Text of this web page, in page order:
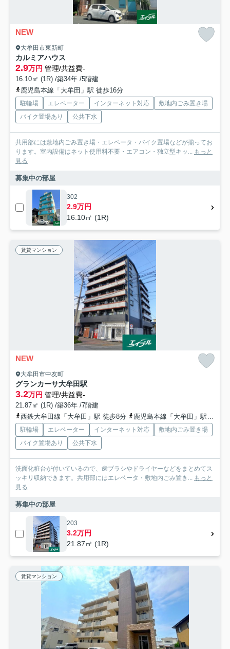
NEW
大牟田市東新町
カルミアハウス
2.9万円 管理/共益費-
16.10㎡ (1R) /築34年 /5階建
鹿児島本線「大牟田」駅 徒歩16分
駐輪場 エレベーター インターネット対応
敷地内ごみ置き場
バイク置場あり
公共下水
共用部には敷地内ごみ置き場・エレベータ・バイク置場などが揃ってお
ります。室内設備はネット使用料不要・エアコン・独立型キッ... もっと
見る
募集中の部屋
302
2.9万円
16.10㎡ (1R)
賃貸マンション
NEW
大牟田市中友町
グランカーサ大牟田駅
3.2万円 管理/共益費-
21.87㎡ (1R) /築36年 /7階建
西鉄大牟田線「大牟田」駅 徒歩8分
鹿児島本線「大牟田」駅 徒歩11分
駐輪場 エレベーター インターネット対応
敷地内ごみ置き場
バイク置場あり
公共下水
洗面化粧台が付いているので、歯ブラシやドライヤーなどをまとめてス
ッキリ収納できます。共用部にはエレベータ・敷地内ごみ置き... もっと
見る
募集中の部屋
203
3.2万円
21.87㎡ (1R)
賃貸マンション